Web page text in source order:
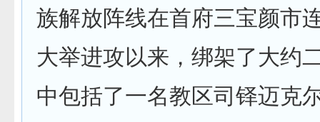
族解放阵线在首府三宝颜市
大举进攻以来，绑架了大约
中包括了一名教区司铎迈克